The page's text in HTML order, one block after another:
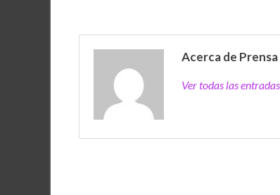
Acerca de
Ver todas las